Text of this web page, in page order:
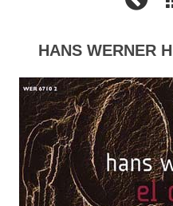
HANS WERNER